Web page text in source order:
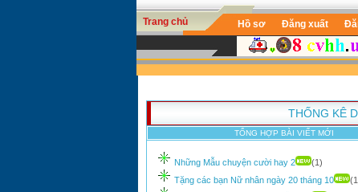
Trang chủ Hồ sơ Đăng xuất
THỐNG KÊ
TỔNG HỢP BÀI VIẾT MỚI
Những Mẫu chuyện cười hay 2
(1)
Tặng các bạn Nữ nhân ngày 20 tháng 10